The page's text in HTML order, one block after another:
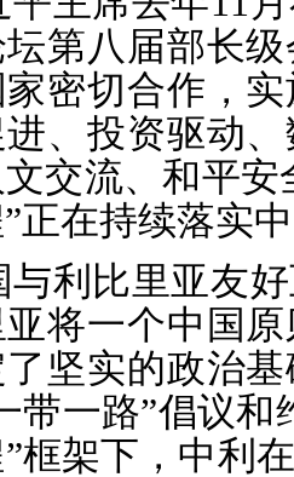
第八届部长
密切合作，
、投资驱动
交流、和平安
正在持续落实
与利比里亚友
将一个中国
了坚实的政治
带一路”倡议
框架下，中利